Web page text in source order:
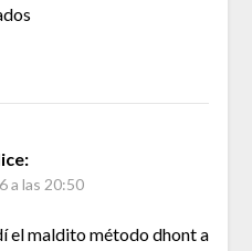
a las 20:50
el maldito método dhont a